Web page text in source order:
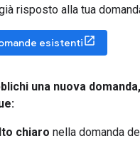
risposto alla tua
esistenti
una nuova domanda,
chiaro nella domanda